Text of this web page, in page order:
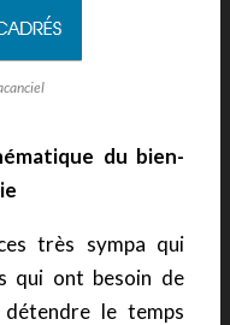
du bien-
très sympa qui
qui ont besoin de
le temps